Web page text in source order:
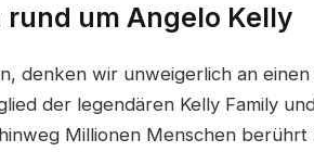
rund um Angelo Kelly
denken wir unweigerlich an
der legendären Kelly Family
Millionen Menschen